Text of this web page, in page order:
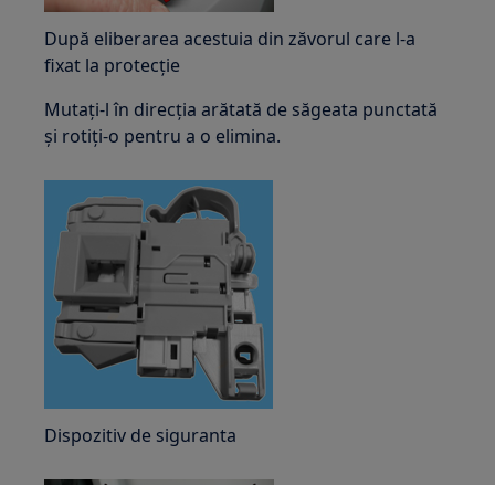
După eliberarea acestuia din zăvorul care l-a
fixat la protecție
Mutați-l în direcția arătată de săgeata punctată
și rotiți-o pentru a o elimina.
Dispozitiv de siguranta